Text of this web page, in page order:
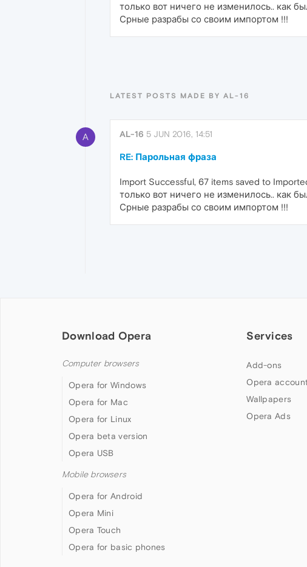
только вот ничего не изменилось.. как
Срные разрабы со своим импортом !!!
LATEST POSTS MADE BY AL-16
A AL-16 5 JUN 2016, 14:51
RE: Парольная фраза
Import Successful, 67 items saved to
только вот ничего не изменилось.. как
Срные разрабы со своим импортом !!!
Download Opera
Computer browsers
Opera for Windows
Opera for Mac
Opera for Linux
Opera beta version
Opera USB
Mobile browsers
Opera for Android
Opera Mini
Opera Touch
Opera for basic phones
Services
Add-ons
Opera
Wallpapers
Opera Ads